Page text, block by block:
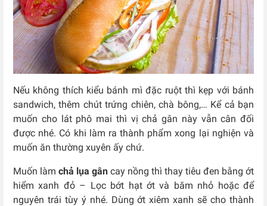
Nếu không thích kiểu bánh mì đặc ruột thì kẹp với bánh
sandwich, thêm chút trứng chiên, chà bông,… Kể cả bạn
muốn cho lát phô mai thì vị chả gân này vẫn cân đối
được nhé. Có khi làm ra thành phẩm xong lại nghiện và
muốn ăn thường xuyên ấy chứ.
Muốn làm chả lụa gân cay nồng thì thay tiêu đen bằng ớt
hiểm xanh đỏ – Lọc bớt hạt ớt và băm nhỏ hoặc để
nguyên trái tùy ý nhé. Dùng ớt xiêm xanh sẽ cho thành